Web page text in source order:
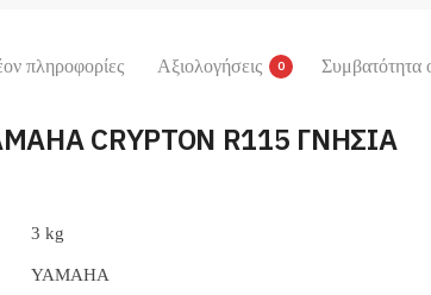
πληροφορίες Αξιολογήσεις 0 Συμβατότητα
CRYPTON R115 ΓΝΗΣΙΑ
3 kg
YAMAHA